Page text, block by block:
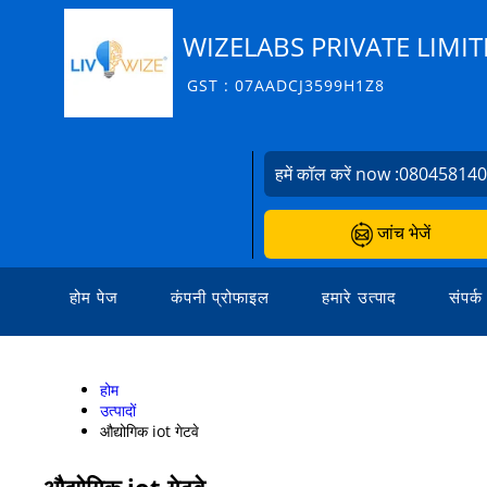
WIZELABS PRIVATE
GST : 07AADCJ3599H1Z8
हमें कॉल करें now :
जांच भेजें
होम पेज कंपनी प्रोफाइल हमारे उत्पाद
होम
उत्पादों
औद्योगिक iot गेटवे